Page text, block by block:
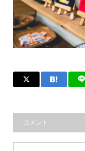
コメント